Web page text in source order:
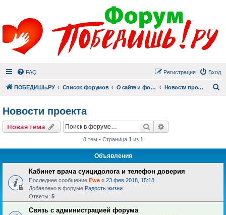
FAQ Вход
Регистрация
ПОБЕДИШЬ.РУ Список форумов О сайте и форуме Новости проекта
Новости проекта
Новая тема Поиск
8 тем • Страница 1 из 1
Объявления
Кабинет врача суицидолога и телефон доверия
Последнее сообщение Ewe « 23 фев 2018, 15:18
Добавлено в форуме Радость жизни
Ответы: 5
Связь с администрацией форума